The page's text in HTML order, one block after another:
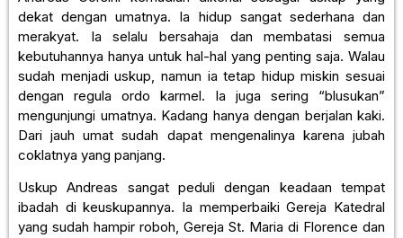
dekat dengan umatnya. Ia hidup sangat sederhana dan
merakyat. Ia selalu bersahaja dan membatasi semua
kebutuhannya hanya untuk hal-hal yang penting saja. Walau
sudah menjadi uskup, namun ia tetap hidup miskin sesuai
dengan regula ordo karmel. Ia juga sering “blusukan”
mengunjungi umatnya. Kadang hanya dengan berjalan kaki.
Dari jauh umat sudah dapat mengenalinya karena jubah
coklatnya yang panjang.
Uskup Andreas sangat peduli dengan keadaan tempat
ibadah di keuskupannya. Ia memperbaiki Gereja Katedral
yang sudah hampir roboh, Gereja St. Maria di Florence dan